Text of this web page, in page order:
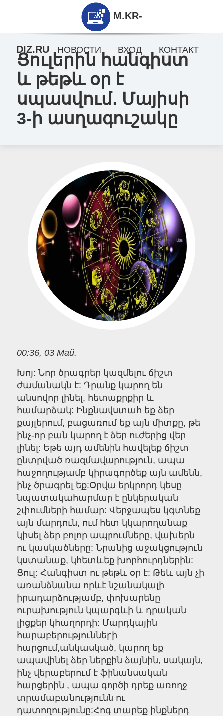
Ցուլերին հանգիստ
և թեթև օր է
սպասվում․ Մայիսի
3-ի ասղագուշակը
00:36, 03 Май.
Խոյ: Նոր ծրագրեր կազմելու ճիշտ
ժամանակն է: Դրանք կարող են
անսովոր լինել, հետաքրքիր և
համարձակ: Ինքնավստահ եք ձեր
քայլերում, բացառում եք այն միտքը, թե
ինչ-որ բան կարող է ձեր ուժերից վեր
լինել: Եթե այդ ամենին հավելեք ճիշտ
ընտրված ռազմավարություն, ապա
հաջողությամբ կիրագործեք այն ամենն,
ինչ ծրագրել եք:Օրվա երկրորդ կեսը
նպատակահարմար է ընկերական
շփումների համար: Վերջապես կգտնեք
այն մարդուն, ում հետ կկարողանաք
կիսել ձեր բոլոր ապրումները, վախերն
ու կասկածները: Նրանից աջակցություն
կստանաք, կհետևեք խորհուրդներին:
Ցուլ: Հանգիստ ու թեթև օր է: Թեև այն չի
առանձնանա որևէ նշանակալի
իրադարձությամբ, փոխարենը
ուրախություն կպարգևի և դրական
լիցքեր կհաղորդի: Մարդկային
հարաբերությունների
հարցում,անկասկած, կարող եք
ապավինել ձեր ներքին ձայնին, սակայն,
ինչ վերաբերում է ֆինանսական
հարցերին , ապա գործի դրեք առողջ
տրամաբանությունն ու
դատողությունը:Հոգ տարեք ինքներդ
M.KR-
DIZ.RU НОВОСТИ ВХОД КОНТАКТ